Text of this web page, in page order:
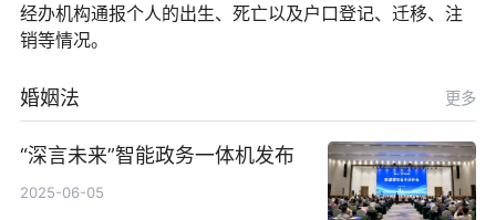
经办机构通报个人的出生、死亡以及户口登记、迁移、注
销等情况。
婚姻法 更多
“深言未来”智能政务一体机发布
2025-06-05